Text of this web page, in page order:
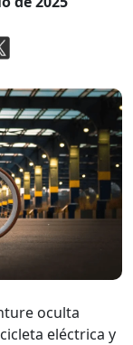
oculta
eléctrica y